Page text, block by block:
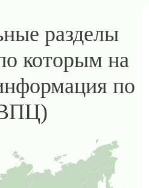
разделы
которым на
по